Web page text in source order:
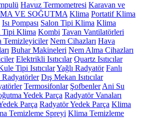
Havuz Termometresi Karavan ve
VE SOĞUTMA Klima Portatif Klima
Isı Pompası Salon Tipi Klima Klima
Tipi Klima Kombi Tavan Vantilatörleri
Temizleyiciler Nem Cihazları Hava
Buhar Makineleri Nem Alma Cihazları
Elektrikli Isıtıcılar Quartz Isıtıcılar
Tipi IsıtıcılarYağlı Radyatör Fanlı
Dış Mekan Isıtıcılar
Termosifonlar Şofbenler Ani Su
Yedek Parça Radyatör Vanaları
Parça Radyatör Yedek Parça Klima
Temizleme Spreyi Klima Temizleme